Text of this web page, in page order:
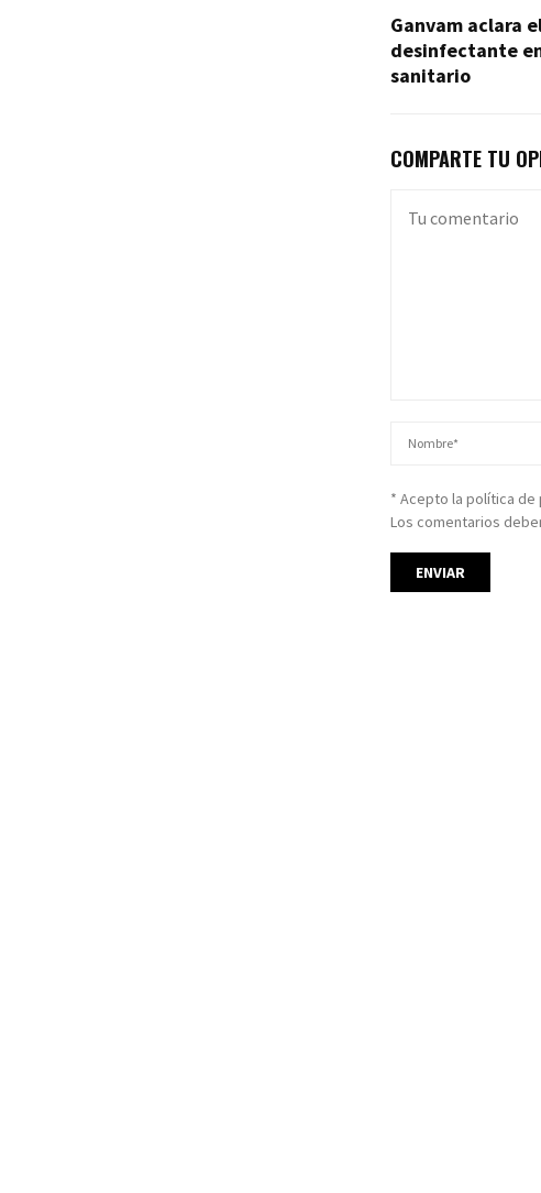
Ganvam aclara
desinfectante
sanitario
COMPARTE TU
* Acepto la política
Los comentarios